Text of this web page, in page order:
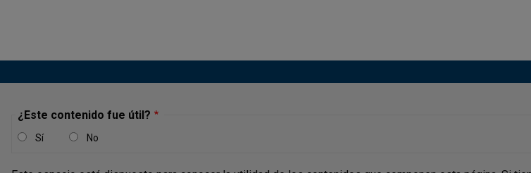
¿Este contenido fue útil?
Sí No